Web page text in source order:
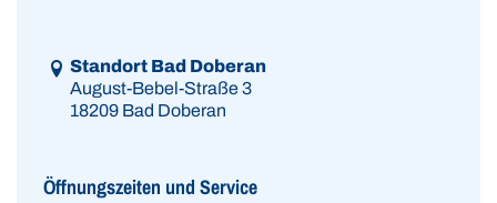
Link zur Google-Maps Navigation
Standort Bad Doberan
August-Bebel-Straße 3
18209 Bad Doberan
Öffnungszeiten und Service